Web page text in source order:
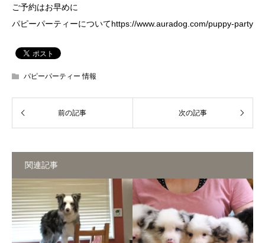
ご予約はお早めに
パピーパーティーについてhttps://www.auradog.com/puppy-party
パピーパーティー 情報
関連記事